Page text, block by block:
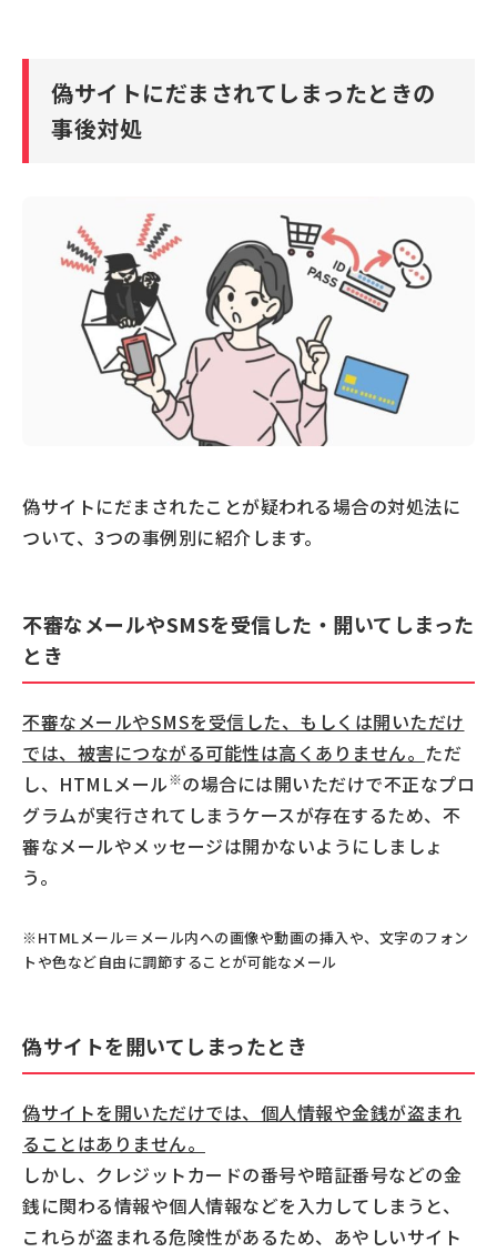
偽サイトにだまされてしまったときの
事後対処
偽サイトにだまされたことが疑われる場合の対処法に
ついて、3つの事例別に紹介します。
不審なメールやSMSを受信した・開いてしまった
とき
不審なメールやSMSを受信した、もしくは開いただけ
では、被害につながる可能性は高くありません。 ただ
し、HTMLメール※の場合には開いただけで不正なプロ
グラムが実行されてしまうケースが存在するため、不
審なメールやメッセージは開かないようにしましょ
う。
※HTMLメール＝メール内への画像や動画の挿入や、文字のフォン
トや色など自由に調節することが可能なメール
偽サイトを開いてしまったとき
偽サイトを開いただけでは、個人情報や金銭が盗まれ
ることはありません。
しかし、クレジットカードの番号や暗証番号などの金
銭に関わる情報や個人情報などを入力してしまうと、
これらが盗まれる危険性があるため、あやしいサイト